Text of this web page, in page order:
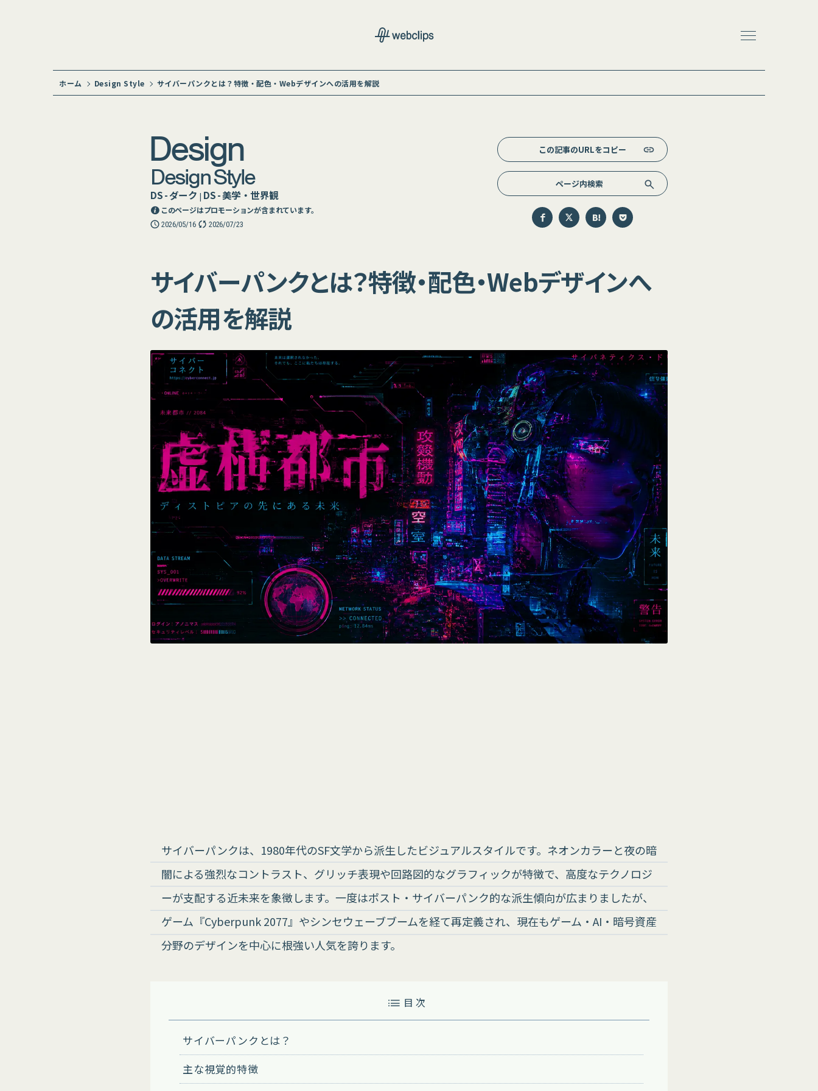
ホーム Design Style サイバーパンクとは？特徴・配色・Webデザインへの活用を解説
Design
Design Style
DS - ダーク | DS - 美学・世界観
このページはプロモーションが含まれています。
2026/05/16 2026/07/23
この記事のURLをコピー
サイバーパンクとは？特徴・配色・Webデザインへ
の活用を解説
サイバーパンクは、1980年代のSF文学から派生したビジュアルスタイルです。ネオンカラーと夜の暗
闇による強烈なコントラスト、グリッチ表現や回路図的なグラフィックが特徴で、高度なテクノロジ
ーが支配する近未来を象徴します。一度はポスト・サイバーパンク的な派生傾向が広まりましたが、
ゲーム『Cyberpunk 2077』やシンセウェーブブームを経て再定義され、現在もゲーム・AI・暗号資産
分野のデザインを中心に根強い人気を誇ります。
目 次
サイバーパンクとは？
主な視覚的特徴